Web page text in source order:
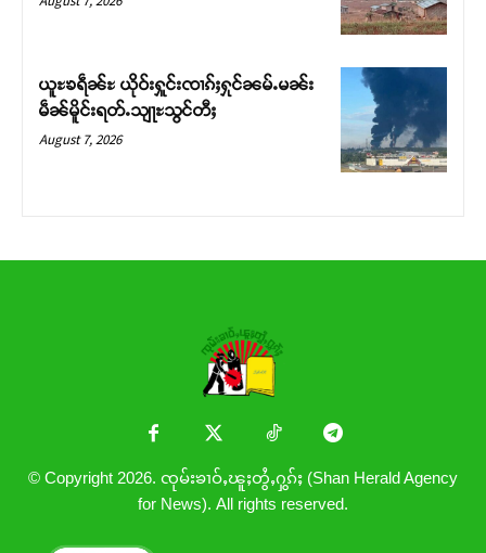
ယူႊၶရဵၼ်ႊ ယိုဝ်းႁူင်းၸၢၵ်ႈႁုင်ၼမ်ႉမၼ်း
မဵၼ်မိူင်းရတ်ႉသျႃႊသွင်တီႈ
August 7, 2026
© Copyright 2026. ၸုမ်းၶၢဝ်ႇၽူႈတွႆႇႁွၵ်ႈ (Shan Herald Agency
for News). All rights reserved.